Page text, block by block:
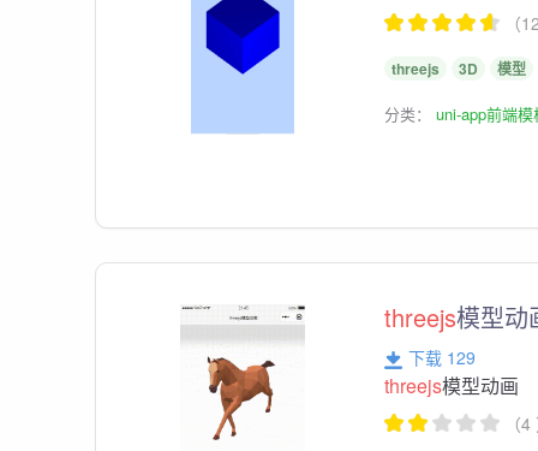
（
threejs 3D 模型
分类：uni-app前端模
threejs模型动
下载 129
threejs模型动画
（